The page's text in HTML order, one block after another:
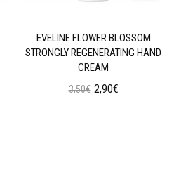
EVELINE FLOWER BLOSSOM
STRONGLY REGENERATING HAND
CREAM
3,50€ 2,90€